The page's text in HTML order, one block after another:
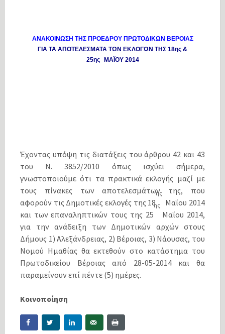
ΑΝΑΚΟΙΝΩΣΗ ΤΗΣ ΠΡΟΕΔΡΟΥ ΠΡΩΤΟΔΙΚΩΝ ΒΕΡΟΙΑΣ
ΓΙΑ ΤΑ ΑΠΟΤΕΛΕΣΜΑΤΑ ΤΩΝ ΕΚΛΟΓΩΝ ΤΗΣ 18ης &
25ης
ΜΑΪΟΥ 2014
Έχοντας υπόψη τις διατάξεις του άρθρου 42 και 43
του Ν. 3852/2010 όπως ισχύει σήμερα,
γνωστοποιούμε ότι τα πρακτικά εκλογής μαζί με
τους πίνακες των αποτελεσμάτων της, που
αφορούν τις Δημοτικές εκλογές της 18
ης
Μαΐου 2014
και των επαναληπτικών τους της 25
ης
Μαΐου 2014,
για την ανάδειξη των Δημοτικών αρχών στους
Δήμους 1) Αλεξάνδρειας, 2) Βέροιας, 3) Νάουσας, του
Νομού Ημαθίας θα εκτεθούν στο κατάστημα του
Πρωτοδικείου Βέροιας από 28-05-2014 και θα
παραμείνουν επί πέντε (5) ημέρες.
Κοινοποίηση